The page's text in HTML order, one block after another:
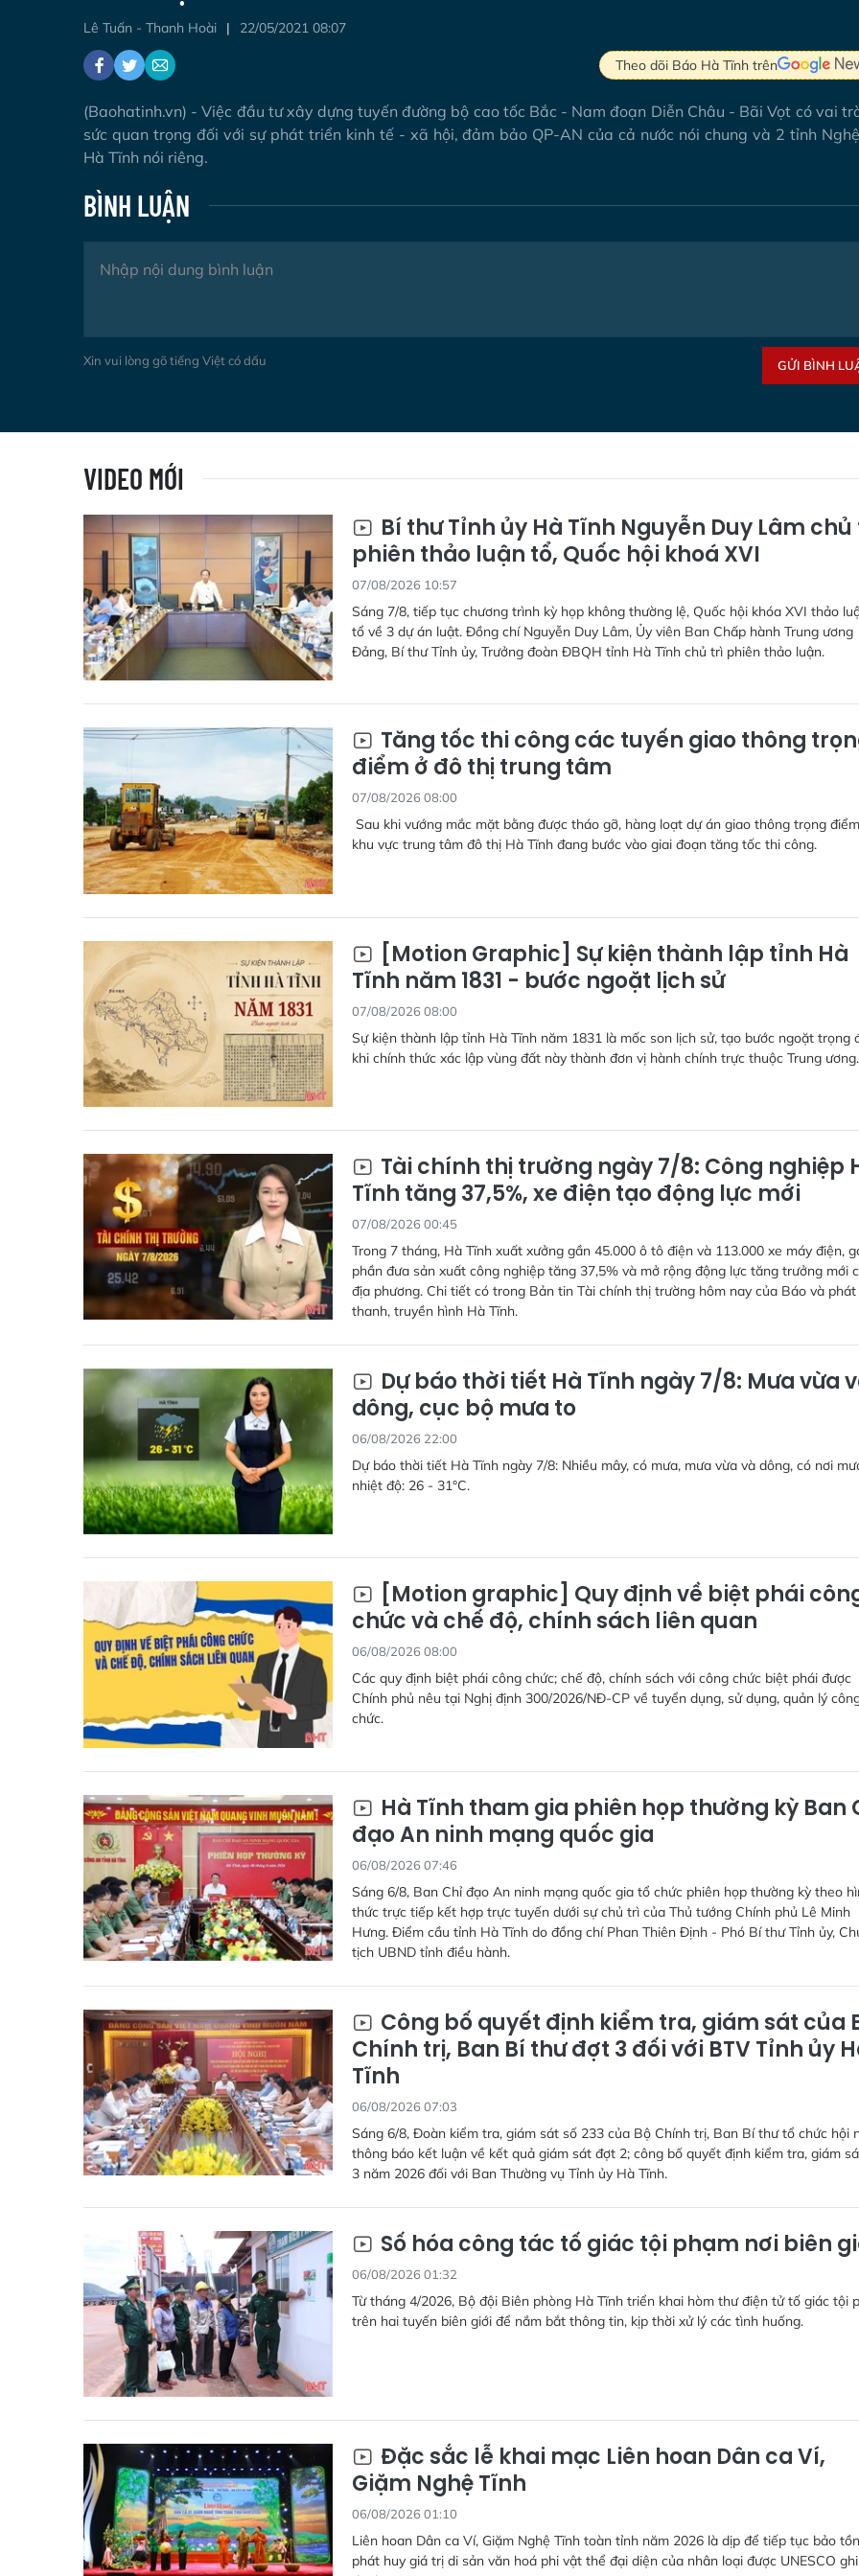
Lê Tuấn - Thanh Hoài 22/05/2021 08:07
Theo dõi Báo Hà Tĩnh trên
(Baohatinh.vn) - Việc đầu tư xây dựng tuyến đường bộ cao tốc Bắc - Nam đoạn Diễn Châu - Bãi Vọt có vai
sức quan trọng đối với sự phát triển kinh tế - xã hội, đảm bảo QP-AN của cả nước nói chung và 2 tỉnh
Hà Tĩnh nói riêng.
BÌNH LUẬN
Xin vui lòng gõ tiếng Việt có dấu GỬI BÌNH
VIDEO MỚI
Bí thư Tỉnh ủy Hà Tĩnh Nguyễn Duy Lâm
phiên thảo luận tổ, Quốc hội khoá XVI
07/08/2026 10:57
Sáng 7/8, tiếp tục chương trình kỳ họp không thường lệ, Quốc hội khóa XVI thảo
tổ về 3 dự án luật. Đồng chí Nguyễn Duy Lâm, Ủy viên Ban Chấp hành Trung ương
Đảng, Bí thư Tỉnh ủy, Trưởng đoàn ĐBQH tỉnh Hà Tĩnh chủ trì phiên thảo luận.
Tăng tốc thi công các tuyến giao thông
điểm ở đô thị trung tâm
07/08/2026 08:00
Sau khi vướng mắc mặt bằng được tháo gỡ, hàng loạt dự án giao thông trọng
khu vực trung tâm đô thị Hà Tĩnh đang bước vào giai đoạn tăng tốc thi công.
[Motion Graphic] Sự kiện thành lập tỉnh Hà
Tĩnh năm 1831 - bước ngoặt lịch sử
07/08/2026 08:00
Sự kiện thành lập tỉnh Hà Tĩnh năm 1831 là mốc son lịch sử, tạo bước ngoặt trọng
khi chính thức xác lập vùng đất này thành đơn vị hành chính trực thuộc Trung ương.
Tài chính thị trường ngày 7/8: Công nghiệp
Tĩnh tăng 37,5%, xe điện tạo động lực mới
07/08/2026 00:45
Trong 7 tháng, Hà Tĩnh xuất xưởng gần 45.000 ô tô điện và 113.000 xe máy điện,
phần đưa sản xuất công nghiệp tăng 37,5% và mở rộng động lực tăng trưởng mới
địa phương. Chi tiết có trong Bản tin Tài chính thị trường hôm nay của Báo và phát
thanh, truyền hình Hà Tĩnh.
Dự báo thời tiết Hà Tĩnh ngày 7/8: Mưa vừa
dông, cục bộ mưa to
06/08/2026 22:00
Dự báo thời tiết Hà Tĩnh ngày 7/8: Nhiều mây, có mưa, mưa vừa và dông, có nơi
nhiệt độ: 26 - 31°C.
[Motion graphic] Quy định về biệt phái
chức và chế độ, chính sách liên quan
06/08/2026 08:00
Các quy định biệt phái công chức; chế độ, chính sách với công chức biệt phái được
Chính phủ nêu tại Nghị định 300/2026/NĐ-CP về tuyển dụng, sử dụng, quản lý
chức.
Hà Tĩnh tham gia phiên họp thường kỳ Ban
đạo An ninh mạng quốc gia
06/08/2026 07:46
Sáng 6/8, Ban Chỉ đạo An ninh mạng quốc gia tổ chức phiên họp thường kỳ theo
thức trực tiếp kết hợp trực tuyến dưới sự chủ trì của Thủ tướng Chính phủ Lê Minh
Hưng. Điểm cầu tỉnh Hà Tĩnh do đồng chí Phan Thiên Định - Phó Bí thư Tỉnh ủy,
tịch UBND tỉnh điều hành.
Công bố quyết định kiểm tra, giám sát của
Chính trị, Ban Bí thư đợt 3 đối với BTV Tỉnh ủy
Tĩnh
06/08/2026 07:03
Sáng 6/8, Đoàn kiểm tra, giám sát số 233 của Bộ Chính trị, Ban Bí thư tổ chức hội
thông báo kết luận về kết quả giám sát đợt 2; công bố quyết định kiểm tra, giám
3 năm 2026 đối với Ban Thường vụ Tỉnh ủy Hà Tĩnh.
Số hóa công tác tố giác tội phạm nơi biên
06/08/2026 01:32
Từ tháng 4/2026, Bộ đội Biên phòng Hà Tĩnh triển khai hòm thư điện tử tố giác tội
trên hai tuyến biên giới để nắm bắt thông tin, kịp thời xử lý các tình huống.
Đặc sắc lễ khai mạc Liên hoan Dân ca Ví,
Giặm Nghệ Tĩnh
06/08/2026 01:10
Liên hoan Dân ca Ví, Giặm Nghệ Tĩnh toàn tỉnh năm 2026 là dịp để tiếp tục bảo
phát huy giá trị di sản văn hoá phi vật thể đại diện của nhân loại được UNESCO ghi